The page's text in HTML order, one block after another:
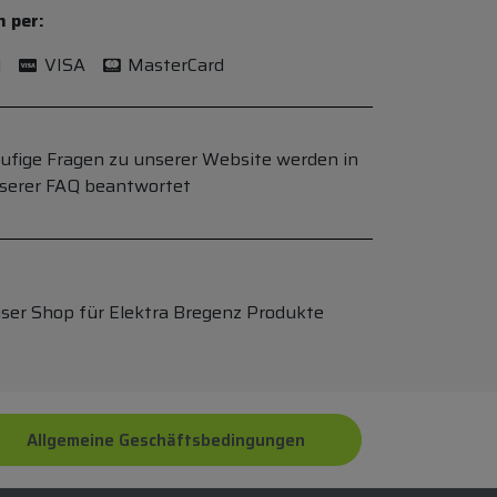
per:
VISA MasterCard
Fragen zu unserer Website werden in
FAQ beantwortet
Shop für Elektra Bregenz Produkte
Allgemeine Geschäftsbedingungen